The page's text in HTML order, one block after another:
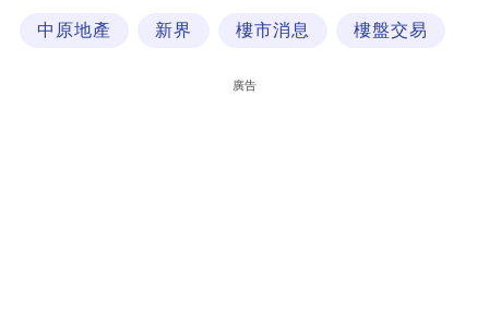
中原地產 新界 樓市消息 樓盤交易
廣告